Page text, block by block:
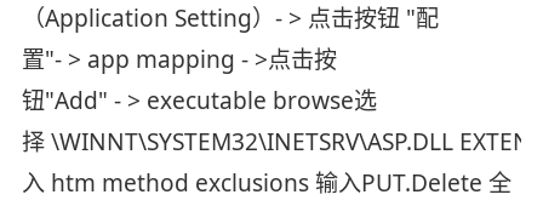
（Application Setting）- > 点击按钮 "配
置"- > app mapping - >点击按
钮"Add" - > executable browse选
择 \WINNT\SYSTEM32\INETSRV\ASP.DLL
入 htm method exclusions 输入PUT.Delete 全